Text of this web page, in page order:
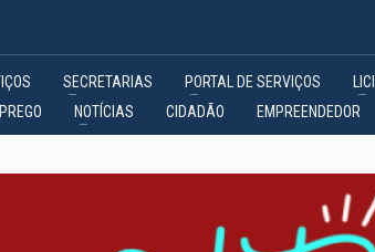
SECRETARIAS PORTAL DE SERVIÇOS
NOTÍCIAS CIDADÃO EMPREENDEDOR